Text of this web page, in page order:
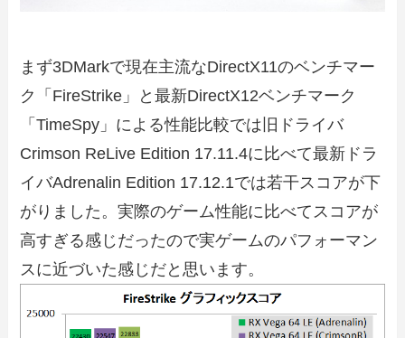
まず3DMarkで現在主流なDirectX11のベンチマー
ク「FireStrike」と最新DirectX12ベンチマーク
「TimeSpy」による性能比較では旧ドライバ
Crimson ReLive Edition 17.11.4に比べて最新ドラ
イバAdrenalin Edition 17.12.1では若干スコアが下
がりました。実際のゲーム性能に比べてスコアが
高すぎる感じだったので実ゲームのパフォーマン
スに近づいた感じだと思います。